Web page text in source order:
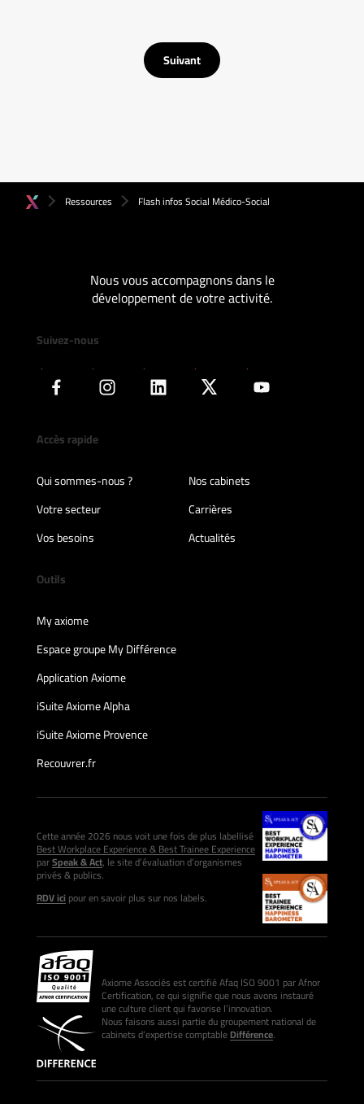
Suivant
Ressources Flash infos Social Médico-Social
Nous vous accompagnons dans le
développement de votre activité.
Suivez-nous
Accès rapide
Qui sommes-nous ?
Nos cabinets
Votre secteur
Carrières
Vos besoins
Actualités
Outils
My axiome
Espace groupe My Différence
Application Axiome
iSuite Axiome Alpha
iSuite Axiome Provence
Recouvrer.fr
Cette année 2026 nous voit une fois de plus labellisé
Best Workplace Experience & Best Trainee Experience
parSpeak & Act, le site d’évaluation d’organismes
privés & publics.
RDV icipour en savoir plus sur nos labels.
Axiome Associés est certifié Afaq ISO 9001 par Afnor
Certification, ce qui signifie que nous avons instauré
une culture client qui favorise l’innovation.
Nous faisons aussi partie du groupement national de
cabinets d’expertise comptableDifférence.